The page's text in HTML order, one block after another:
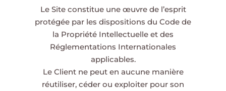
Le Site constitue une œuvre de l’esprit
protégée par les dispositions du Code de
la Propriété Intellectuelle et des
Réglementations Internationales
applicables.
Le Client ne peut en aucune manière
réutiliser, céder ou exploiter pour son